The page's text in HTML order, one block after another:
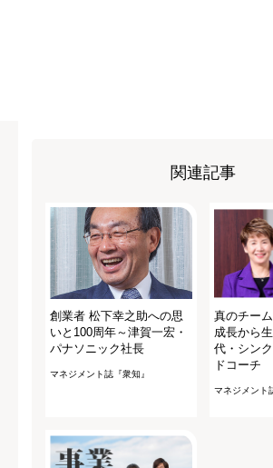
関連記事
創業者 松下幸之助への思
いと100周年～津賀一宏・
パナソニック社長
マネジメント誌『衆知』
真のチー
成長から
代・シン
ドコーチ
マネジメント